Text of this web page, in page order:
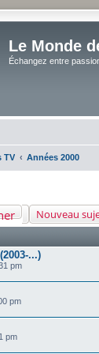
Le Monde
Échangez entre
TV Années 2000
Nouveau
...)
pm
pm
pm